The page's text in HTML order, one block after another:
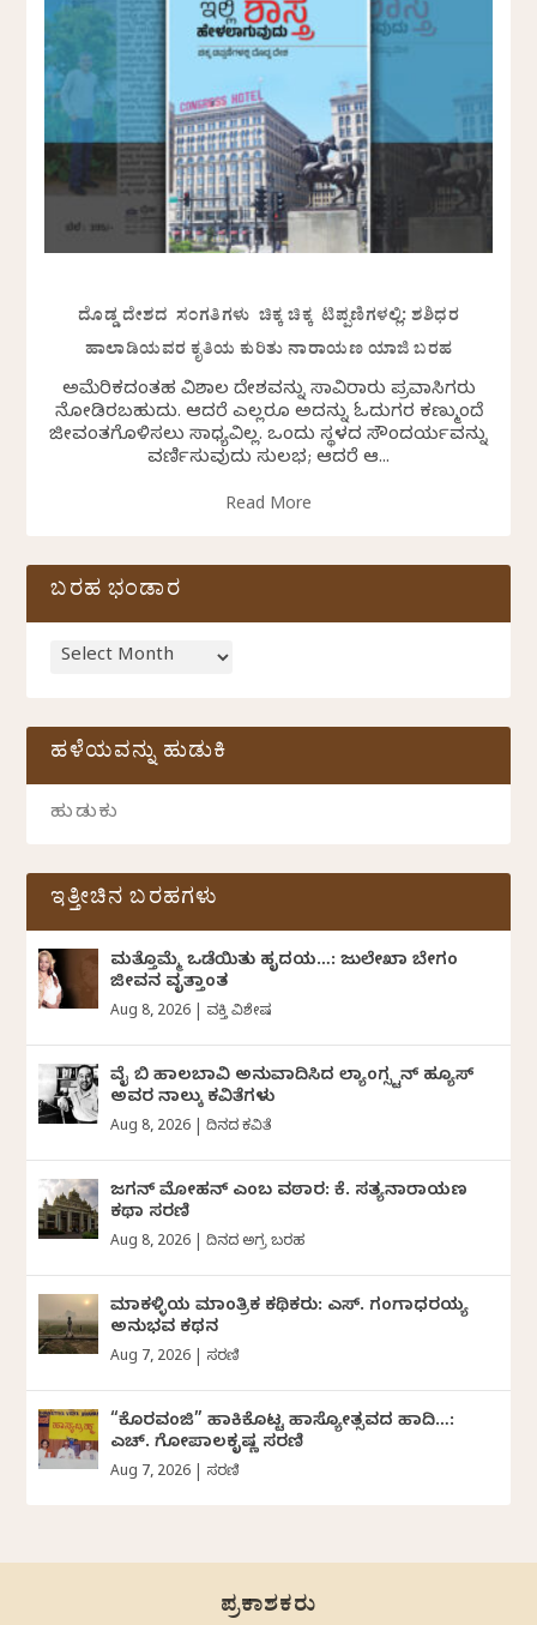
ದೊಡ್ಡ ದೇಶದ ಸಂಗತಿಗಳು ಚಿಕ್ಕ ಚಿಕ್ಕ ಟಿಪ್ಪಣಿಗಳಲ್ಲಿ: ಶಶಿಧರ
ಹಾಲಾಡಿಯವರ ಕೃತಿಯ ಕುರಿತು ನಾರಾಯಣ ಯಾಜಿ ಬರಹ
ಅಮೆರಿಕದಂತಹ ವಿಶಾಲ ದೇಶವನ್ನು ಸಾವಿರಾರು ಪ್ರವಾಸಿಗರು
ನೋಡಿರಬಹುದು. ಆದರೆ ಎಲ್ಲರೂ ಅದನ್ನು ಓದುಗರ ಕಣ್ಮುಂದೆ
ಜೀವಂತಗೊಳಿಸಲು ಸಾಧ್ಯವಿಲ್ಲ. ಒಂದು ಸ್ಥಳದ ಸೌಂದರ್ಯವನ್ನು
ವರ್ಣಿಸುವುದು ಸುಲಭ; ಆದರೆ ಆ...
Read More
ಬರಹ ಭಂಡಾರ
ಹಳೆಯವನ್ನು ಹುಡುಕಿ
ಇತ್ತೀಚಿನ ಬರಹಗಳು
ಮತ್ತೊಮ್ಮೆ ಒಡೆಯಿತು ಹೃದಯ…: ಜುಲೇಖಾ ಬೇಗಂ
ಜೀವನ ವೃತ್ತಾಂತ
Aug 8, 2026 ವ್ಯಕ್ತಿ ವಿಶೇಷ
ವೈ ಬಿ ಹಾಲಬಾವಿ ಅನುವಾದಿಸಿದ ಲ್ಯಾಂಗ್ಸ್ಟನ್ ಹ್ಯೂಸ್
ಅವರ ನಾಲ್ಕು ಕವಿತೆಗಳು
Aug 8, 2026 |ದಿನದ ಕವಿತೆ
ಜಗನ್‌ ಮೋಹನ್‌ ಎಂಬ ವಠಾರ: ಕೆ. ಸತ್ಯನಾರಾಯಣ
ಕಥಾ ಸರಣಿ
Aug 8, 2026 |ದಿನದ ಅಗ್ರ ಬರಹ
ಮಾಕಳ್ಳಿಯ ಮಾಂತ್ರಿಕ ಕಥಿಕರು: ಎಸ್. ಗಂಗಾಧರಯ್ಯ
ಅನುಭವ ಕಥನ
Aug 7, 2026 ಸರಣಿ
“ಕೊರವಂಜಿ” ಹಾಕಿಕೊಟ್ಟ ಹಾಸ್ಯೋತ್ಸವದ ಹಾದಿ…:
ಎಚ್. ಗೋಪಾಲಕೃಷ್ಣ ಸರಣಿ
Aug 7, 2026 ಸರಣಿ
ಪ್ರಕಾಶಕರು